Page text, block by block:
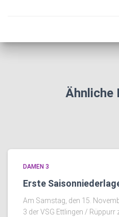
Ähnliche
DAMEN 3
Erste
Am Samstag, den 15.
3 der VSG Ettlingen / Rüppurr